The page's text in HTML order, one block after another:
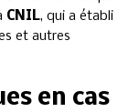
CNIL, qui a établi
et autres
en cas